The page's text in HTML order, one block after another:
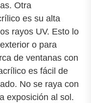
Otra
es su alta
rayos UV. Esto lo
o para
de ventanas con
es fácil de
No se raya con
exposición al sol.